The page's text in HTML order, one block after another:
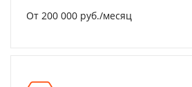
От 200 000 руб./месяц